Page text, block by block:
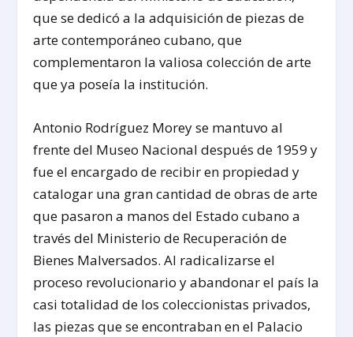
que se dedicó a la adquisición de piezas de
arte contemporáneo cubano, que
complementaron la valiosa colección de arte
que ya poseía la institución.
Antonio Rodríguez Morey se mantuvo al
frente del Museo Nacional después de 1959 y
fue el encargado de recibir en propiedad y
catalogar una gran cantidad de obras de arte
que pasaron a manos del Estado cubano a
través del Ministerio de Recuperación de
Bienes Malversados. Al radicalizarse el
proceso revolucionario y abandonar el país la
casi totalidad de los coleccionistas privados,
las piezas que se encontraban en el Palacio